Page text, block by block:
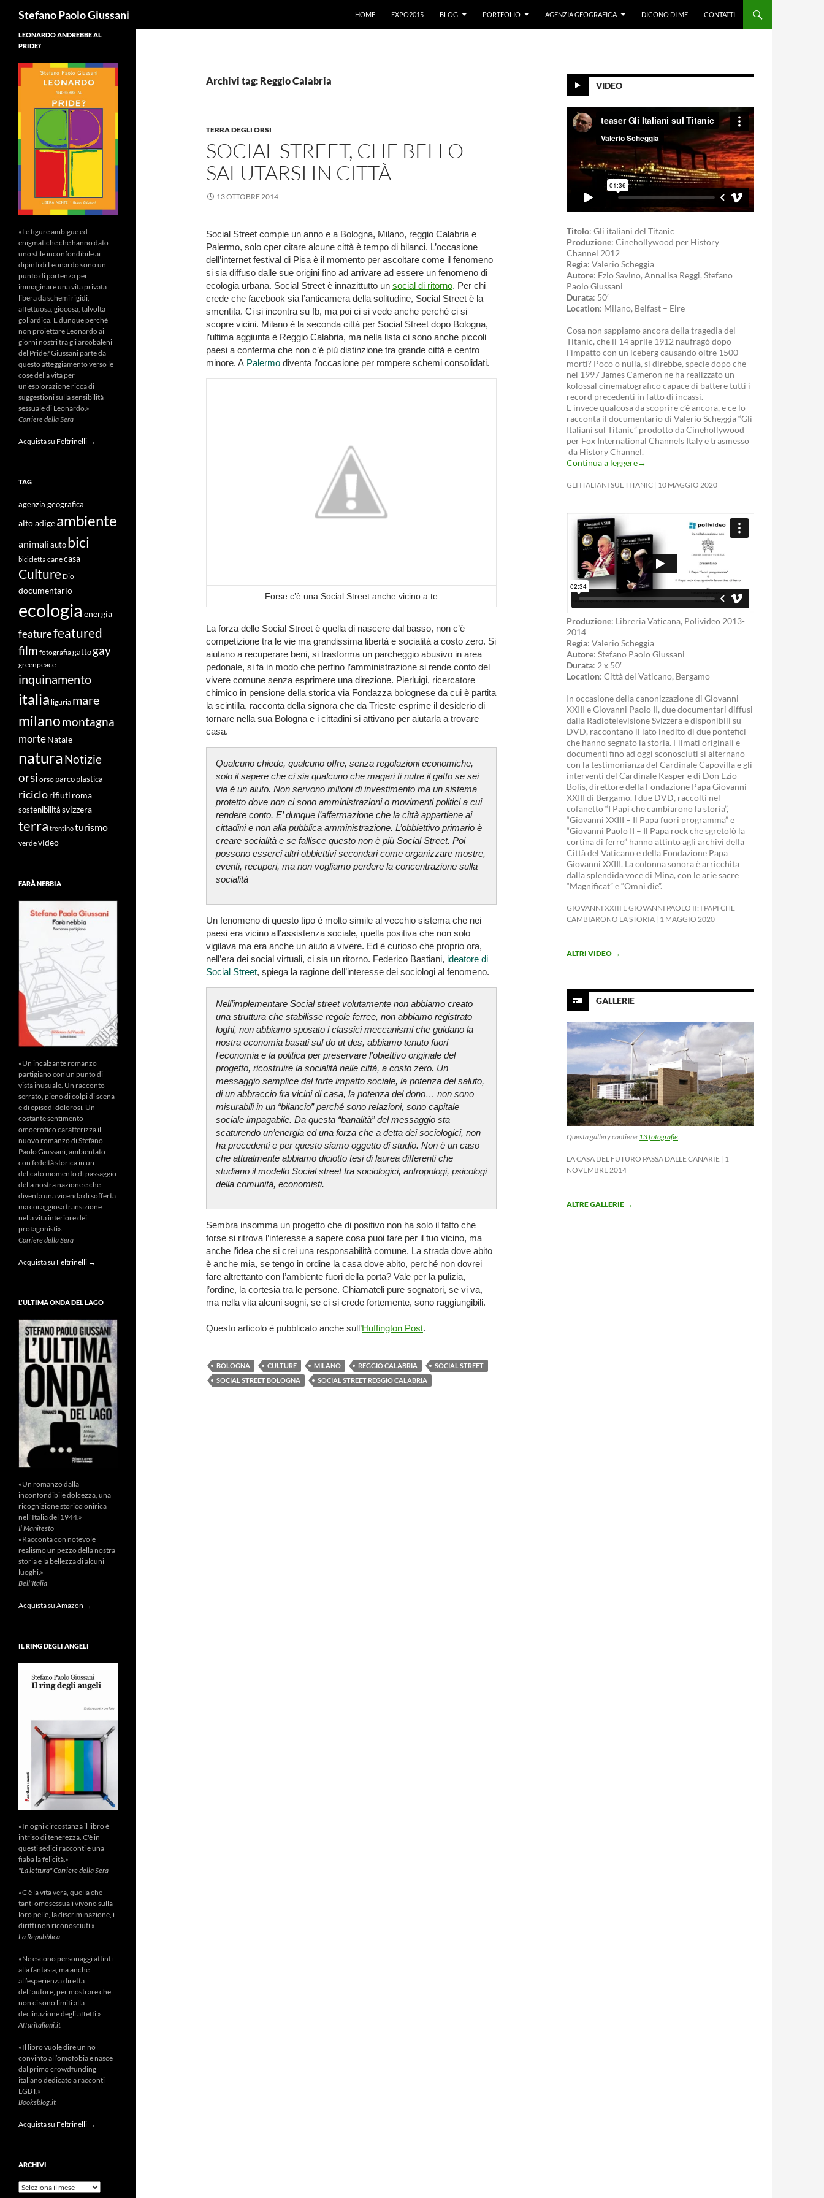
Stefano Paolo Giussani
HOME
EXPO2015 BLOG PORTFOLIO AGENZIA GEOGRAFICA DICONO DI ME CONTATTI
Archivi tag: Reggio Calabria
TERRA DEGLI ORSI
SOCIAL STREET, CHE BELLO
SALUTARSI IN CITTÀ
13 OTTOBRE 2014
Social Street compie un anno e a Bologna, Milano, reggio Calabria e
Palermo, solo cper citare alcune città è tempo di bilanci. L’occasione
dell’internet festival di Pisa è il momento per ascoltare come il fenomeno
si sia diffuso dalle sue origini fino ad arrivare ad essere un fenomeno di
ecologia urbana. Social Street è innazittutto un social di ritorno. Per chi
crede che facebook sia l’anticamera della solitudine, Social Street è la
smentita. Ci si incontra su fb, ma poi ci si vede anche perchè ci si
scopre vicini. Milano è la seconda città per Social Street dopo Bologna,
l’ultima aggiunta è Reggio Calabria, ma nella lista ci sono anche piccoli
paesi a conferma che non c’è più distinzione tra grande città e centro
minore. A Palermo diventa l’occasione per rompere schemi consolidati.
Forse c’è una Social Street anche vicino a te
La forza delle Social Street è quella di nascere dal basso, non c’è
competizione tra le vie ma grandissima libertà e socialitá a costo zero. Si
aiutano a recuperare beni, si trasforma un parcheggio abusivo in area
pedonale, si fa in modo che perfino l’amministrazione si rende conto del
vivere comune senza esprimere una direzione. Pierluigi, ricercatore
chimico in pensione della storica via Fondazza bolognese da cui è partita
la scintilla, racconta della signora che da Trieste esprime il desiderio di
tornare nella sua Bologna e i cittadini si attivano per aiutarla a trovare
casa.
Qualcuno chiede, qualcuno offre, senza regolazioni economiche,
solo il sapere che ci sia qualcuno che magari ti nutre il gatto se sei
via è un aiuto. Non servono milioni di investimento ma un sistema
protetto dove non ci sono amministrazioni o movimenti politici a cui
rendere conto. E’ dunque l’affermazione che la città appartiene ai
cittadini e non alla pubblica amministrazione. L’obbiettivo primario è
creare socialità e se fallisce questo non è più Social Street. Poi
possono esserci altri obbiettivi secondari come organizzare mostre,
eventi, recuperi, ma non vogliamo perdere la concentrazione sulla
socialità
Un fenomeno di questo tipo è molto simile al vecchio sistema che nei
paesi era vicino all’assistenza sociale, quella positiva che non solo
vigilava ma era anche un aiuto a vivere. Ed è curioso che proprio ora,
nell’era dei social virtuali, ci sia un ritorno. Federico Bastiani, ideatore di
Social Street, spiega la ragione dell’interesse dei sociologi al fenomeno.
Nell’implementare Social street volutamente non abbiamo creato
una struttura che stabilisse regole ferree, non abbiamo registrato
loghi, non abbiamo sposato i classici meccanismi che guidano la
nostra economia basati sul do ut des, abbiamo tenuto fuori
l’economia e la politica per preservare l’obiettivo originale del
progetto, ricostruire la socialità nelle città, a costo zero. Un
messaggio semplice dal forte impatto sociale, la potenza del saluto,
di un abbraccio fra vicini di casa, la potenza del dono… non sono
misurabili in un “bilancio” perché sono relazioni, sono capitale
sociale impagabile. Da questa “banalità” del messaggio sta
scaturendo un’energia ed una forza che a detta dei sociologici, non
ha precedenti e per questo siamo oggetto di studio. Non è un caso
che attualmente abbiamo diciotto tesi di laurea differenti che
studiano il modello Social street fra sociologici, antropologi, psicologi
della comunità, economisti.
Sembra insomma un progetto che di positivo non ha solo il fatto che
forse si ritrova l’interesse a sapere cosa puoi fare per il tuo vicino, ma
anche l’idea che si crei una responsabilità comune. La strada dove abito
è anche mia, se tengo in ordine la casa dove abito, perché non dovrei
fare altrettanto con l’ambiente fuori della porta? Vale per la pulizia,
l’ordine, la cortesia tra le persone. Chiamateli pure sognatori, se vi va,
ma nella vita alcuni sogni, se ci si crede fortemente, sono raggiungibili.
Questo articolo è pubblicato anche sull’Huffington Post.
BOLOGNA CULTURE MILANO REGGIO CALABRIA
SOCIAL STREET
SOCIAL STREET BOLOGNA
SOCIAL STREET REGGIO CALABRIA
VIDEO
Titolo: Gli italiani del Titanic
Produzione: Cinehollywood per History
Channel 2012
Regia: Valerio Scheggia
Autore: Ezio Savino, Annalisa Reggi, Stefano
Paolo Giussani
Durata: 50′
Location: Milano, Belfast – Eire
Cosa non sappiamo ancora della tragedia del
Titanic, che il 14 aprile 1912 naufragò dopo
l’impatto con un iceberg causando oltre 1500
morti? Poco o nulla, si direbbe, specie dopo che
nel 1997 James Cameron ne ha realizzato un
kolossal cinematografico capace di battere tutti i
record precedenti in fatto di incassi.
E invece qualcosa da scoprire c’è ancora, e ce lo
racconta il documentario di Valerio Scheggia “Gli
Italiani sul Titanic” prodotto da Cinehollywood
per Fox International Channels Italy e trasmesso
da History Channel.
Continua a leggere→
GLI ITALIANI SUL TITANIC 10 MAGGIO 2020
Produzione: Libreria Vaticana, Polivideo 2013-
2014
Regia: Valerio Scheggia
Autore: Stefano Paolo Giussani
Durata: 2 x 50′
Location: Città del Vaticano, Bergamo
In occasione della canonizzazione di Giovanni
XXIII e Giovanni Paolo II, due documentari diffusi
dalla Radiotelevisione Svizzera e disponibili su
DVD, raccontano il lato inedito di due pontefici
che hanno segnato la storia. Filmati originali e
documenti fino ad oggi sconosciuti si alternano
con la testimonianza del Cardinale Capovilla e gli
interventi del Cardinale Kasper e di Don Ezio
Bolis, direttore della Fondazione Papa Giovanni
XXIII di Bergamo. I due DVD, raccolti nel
cofanetto “I Papi che cambiarono la storia”,
“Giovanni XXIII – Il Papa fuori programma” e
“Giovanni Paolo II – Il Papa rock che sgretolò la
cortina di ferro” hanno attinto agli archivi della
Città del Vaticano e della Fondazione Papa
Giovanni XXIII. La colonna sonora è arricchita
dalla splendida voce di Mina, con le arie sacre
“Magnificat” e “Omni die”.
GIOVANNI XXIII E GIOVANNI PAOLO II: I PAPI CHE
CAMBIARONO LA STORIA 1 MAGGIO 2020
ALTRI VIDEO →
GALLERIE
Questa gallery contiene 13 fotografie.
LA CASA DEL FUTURO PASSA DALLE CANARIE 1
NOVEMBRE 2014
ALTRE GALLERIE →
LEONARDO ANDREBBE AL
PRIDE?
«Le figure ambigue ed
enigmatiche che hanno dato
uno stile inconfondibile ai
dipinti di Leonardo sono un
punto di partenza per
immaginare una vita privata
libera da schemi rigidi,
affettuosa, giocosa, talvolta
goliardica. E dunque perché
non proiettare Leonardo ai
giorni nostri tra gli arcobaleni
del Pride? Giussani parte da
questo atteggiamento verso le
cose della vita per
un’esplorazione ricca di
suggestioni sulla sensibilità
sessuale di Leonardo.»
Corriere della Sera
Acquista su Feltrinelli →
TAG
agenzia geografica
alto adigeambiente
animali auto bici
bicicletta canecasa
Culture Dio
documentario
ecologia energia
featurefeatured
film fotografiagatto gay
greenpeace
inquinamento
italia liguria mare
milanomontagna
morteNatale
naturaNotizie
orsi orso parco plastica
riciclorifiuti roma
sostenibilità svizzera
terra trentinoturismo
verdevideo
FARÀ NEBBIA
«Un incalzante romanzo
partigiano con un punto di
vista inusuale. Un racconto
serrato, pieno di colpi di scena
e di episodi dolorosi. Un
costante sentimento
omoerotico caratterizza il
nuovo romanzo di Stefano
Paolo Giussani, ambientato
con fedeltà storica in un
delicato momento di passaggio
della nostra nazione e che
diventa una vicenda di sofferta
ma coraggiosa transizione
nella vita interiore dei
protagonisti».
Corriere della Sera
Acquista su Feltrinelli →
L’ULTIMA ONDA DEL LAGO
«Un romanzo dalla
inconfondibile dolcezza, una
ricognizione storico onirica
nell'Italia del 1944.»
Il Manifesto
«Racconta con notevole
realismo un pezzo della nostra
storia e la bellezza di alcuni
luoghi.»
Bell'Italia
Acquista su Amazon →
IL RING DEGLI ANGELI
«In ogni circostanza il libro è
intriso di tenerezza. C'è in
questi sedici racconti e una
fiaba la felicità.»
"La lettura" Corriere della Sera
«C’è la vita vera, quella che
tanti omosessuali vivono sulla
loro pelle, la discriminazione, i
diritti non riconosciuti.»
La Repubblica
«Ne escono personaggi attinti
alla fantasia, ma anche
all’esperienza diretta
dell’autore, per mostrare che
non ci sono limiti alla
declinazione degli affetti.»
Affaritaliani.it
«Il libro vuole dire un no
convinto all’omofobia e nasce
dal primo crowdfunding
italiano dedicato a racconti
LGBT.»
Booksblog.it
Acquista su Feltrinelli →
ARCHIVI
Archivi